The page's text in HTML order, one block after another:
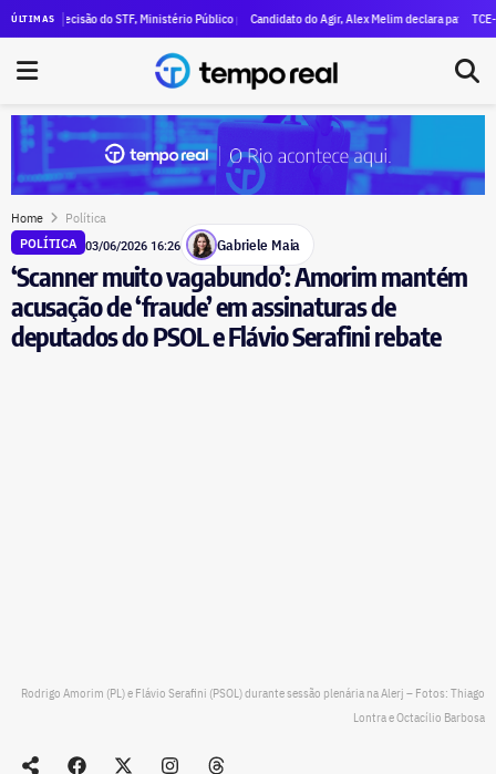
ÚLTIMAS
declara R$ 47 milhões em patrimônio
decisão do STF, Ministério Público pede execução da condenação e da inelegibilidade de
Candidato do Agir, Alex Melim declara patrimônio de R$
TCE-RJ
Home Política
POLÍTICA 03/06/2026 16:26 Gabriele Maia
‘Scanner muito vagabundo’: Amorim mantém
acusação de ‘fraude’ em assinaturas de
deputados do PSOL e Flávio Serafini rebate
Rodrigo Amorim (PL) e Flávio Serafini (PSOL) durante sessão plenária na Alerj – Fotos: Thiago
Lontra e Octacílio Barbosa